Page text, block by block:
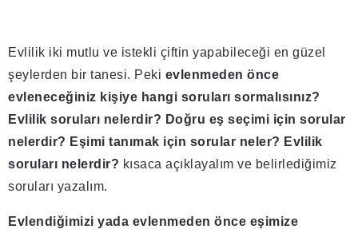
Evlilik iki mutlu ve istekli çiftin yapabileceği en güzel
şeylerden bir tanesi. Peki evlenmeden önce
evleneceğiniz kişiye hangi soruları sormalısınız?
Evlilik soruları nelerdir? Doğru eş seçimi için sorular
nelerdir? Eşimi tanımak için sorular neler? Evlilik
soruları nelerdir? kısaca açıklayalım ve belirlediğimiz
soruları yazalım.
Evlendiğimizi yada evlenmeden önce eşimize